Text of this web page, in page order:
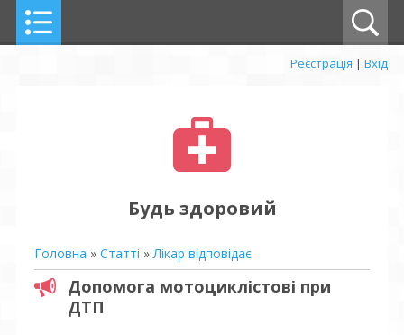
Реєстрація | Вхід
Будь здоровий
Головна » Статті »Лікар відповідає
Допомога мотоциклістові при
ДТП